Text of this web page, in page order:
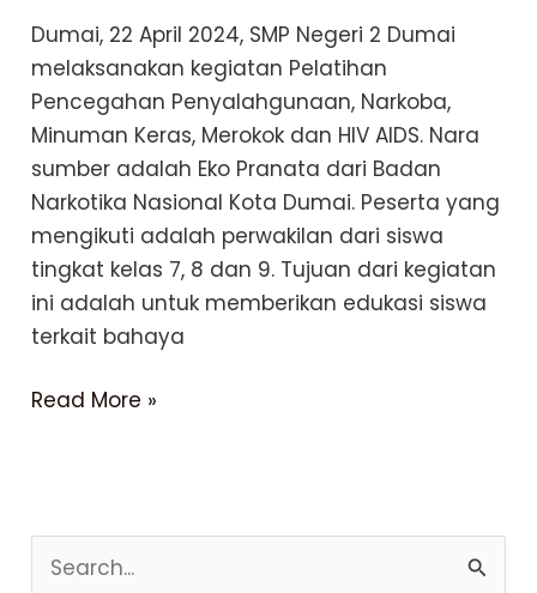
Dumai, 22 April 2024, SMP Negeri 2 Dumai
melaksanakan kegiatan Pelatihan
Pencegahan Penyalahgunaan, Narkoba,
Minuman Keras, Merokok dan HIV AIDS. Nara
sumber adalah Eko Pranata dari Badan
Narkotika Nasional Kota Dumai. Peserta yang
mengikuti adalah perwakilan dari siswa
tingkat kelas 7, 8 dan 9. Tujuan dari kegiatan
ini adalah untuk memberikan edukasi siswa
terkait bahaya
Pelatihan
Minuman
Keras,
Read More »